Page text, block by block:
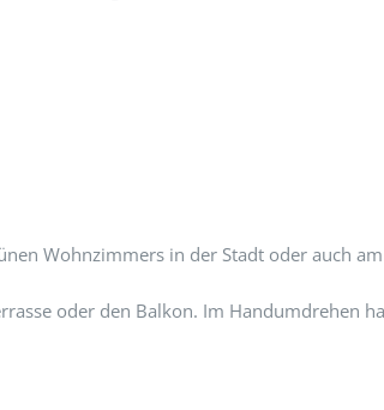
Wohnzimmers in der Stadt oder auch
oder den Balkon. Im Handumdrehen